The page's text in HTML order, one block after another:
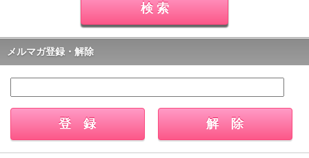
メルマガ登録・解除